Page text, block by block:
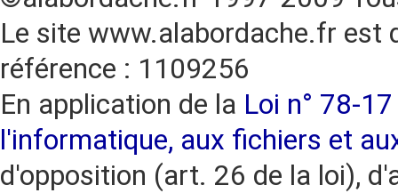
Le site www.alabordache.fr est
référence : 1109256
En application de la Loi n° 78-
l'informatique, aux fichiers et
d'opposition (art. 26 de la loi),